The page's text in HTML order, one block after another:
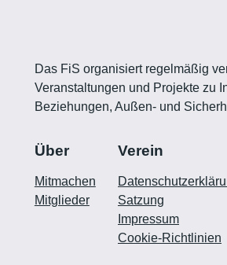
Das FiS organisiert regelmäßig
Veranstaltungen und Projekte zu
Beziehungen, Außen- und
Über
Mitmachen
Mitglieder
Verein
Satzung
Impressum
Cookie-Richtlinien